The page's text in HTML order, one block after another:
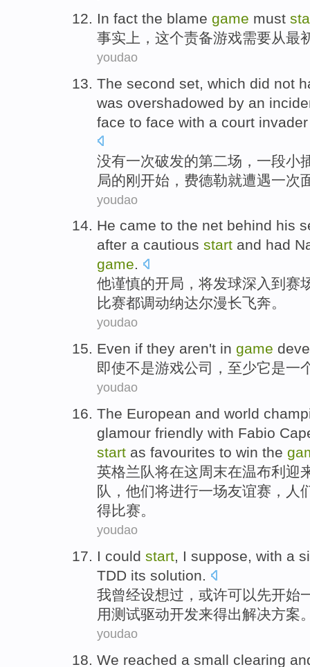
In fact the blame game must
事实上 ， 这个责备游戏需要从最
youdao
The second set, which did not
was overshadowed by an
face to face with a court
没有一次破发的第二场 ，一段小
局的刚 开始 ， 费德勒就遭遇一次
youdao
He came to the net behind his
after a cautious start and had
game.
他谨慎的开局 ，将发球深入到赛
比赛都调动纳达尔漫长飞奔。
youdao
Even if they aren't in game
即使不是游戏公司 ， 至少它是一
youdao
The European and world
glamour friendly with Fabio
start as favourites to win the
英格兰 队将在这周末在温布利迎
队，他们将进行一场友谊赛 ，人
得比赛。
youdao
I could start, I suppose, with a
TDD its solution.
我曾经设想过，或许可以先开始
用测试驱动开发来得出解决方案
youdao
We reached a small clearing